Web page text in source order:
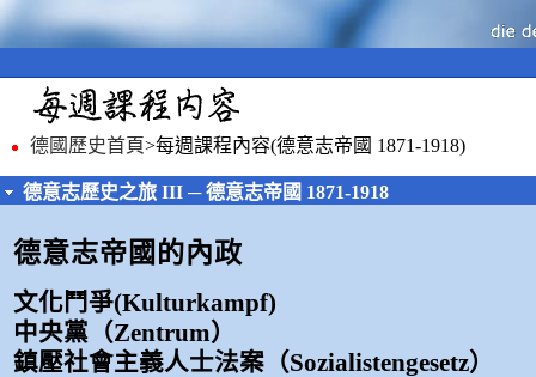
德國歷史首頁>每週課程內容(德意志帝國 1871-1918)
德意志歷史之旅 III ─ 德意志帝國 1871-1918
德意志帝國的內政
文化鬥爭(Kulturkampf)
中央黨（Zentrum）
鎮壓社會主義人士法案（Sozialistengesetz）